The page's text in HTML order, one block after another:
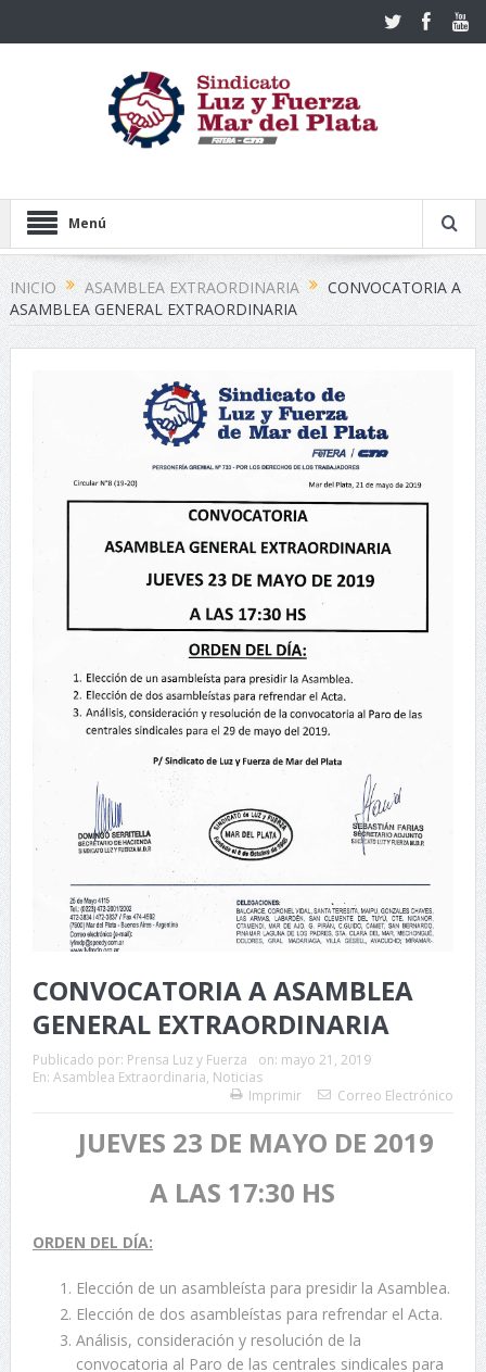
Menú
INICIO ASAMBLEA EXTRAORDINARIA
CONVOCATORIA A
ASAMBLEA GENERAL EXTRAORDINARIA
CONVOCATORIA A ASAMBLEA
GENERAL EXTRAORDINARIA
Publicado por: Prensa Luz y Fuerza on: mayo 21, 2019
En: Asamblea Extraordinaria, Noticias
Imprimir
Correo Electrónico
JUEVES 23 DE MAYO DE 2019
A LAS 17:30 HS
ORDEN DEL DÍA:
Elección de un asambleísta para presidir la Asamblea.
Elección de dos asambleístas para refrendar el Acta.
Análisis, consideración y resolución de la
convocatoria al Paro de las centrales sindicales para